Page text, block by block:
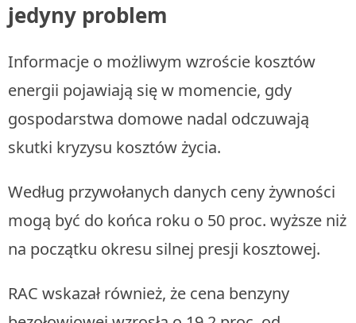
jedyny problem
Informacje o możliwym wzroście kosztów
energii pojawiają się w momencie, gdy
gospodarstwa domowe nadal odczuwają
skutki kryzysu kosztów życia.
Według przywołanych danych ceny żywności
mogą być do końca roku o 50 proc. wyższe niż
na początku okresu silnej presji kosztowej.
RAC wskazał również, że cena benzyny